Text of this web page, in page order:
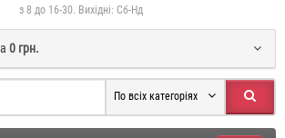
з 8 до 16-30. Вихідні: Сб-Нд
0 грн.
По всіх категоріях